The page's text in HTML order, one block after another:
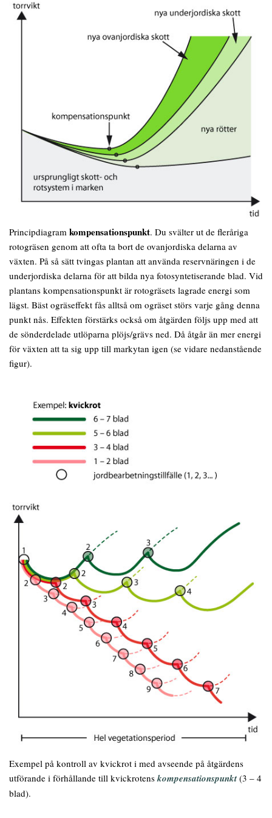
Principdiagram kompensationspunkt. Du svälter ut de fleråriga
rotogräsen genom att ofta ta bort de ovanjordiska delarna av
växten. På så sätt tvingas plantan att använda reservnäringen i de
underjordiska delarna för att bilda nya fotosyntetiserande blad. Vid
plantans kompensationspunkt är rotogräsets lagrade energi som
lägst. Bäst ogräseffekt fås alltså om ogräset störs varje gång denna
punkt nås. Effekten förstärks också om åtgärden följs upp med att
de sönderdelade utlöparna plöjs/grävs ned. Då åtgår än mer energi
för växten att ta sig upp till markytan igen (se vidare nedanstående
figur).
Exempel på kontroll av kvickrot i med avseende på åtgärdens
utförande i förhållande till kvickrotens kompensationspunkt(3 – 4
blad).